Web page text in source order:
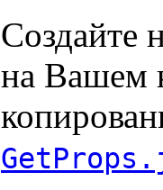
Создайте
на Вашем